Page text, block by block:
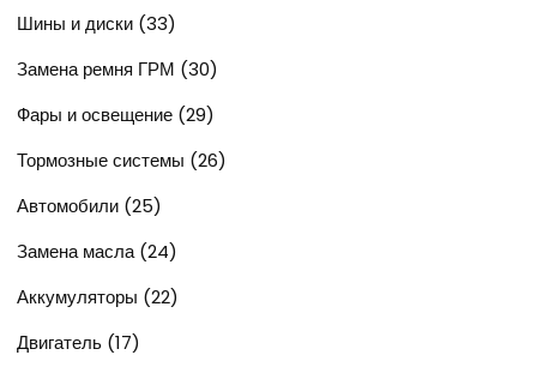
Шины и диски (33)
Замена ремня ГРМ (30)
Фары и освещение (29)
Тормозные системы (26)
Автомобили (25)
Замена масла(24)
Аккумуляторы (22)
Двигатель (17)